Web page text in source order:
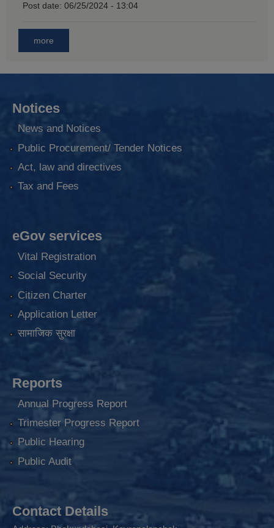
Post date: 06/25/2024 - 13:04
more
Notices
News and Notices
Public Procurement/ Tender Notices
Act, law and directives
Tax and Fees
eGov services
Vital Registration
Social Security
Citizen Charter
Application Letter
सामाजिक सुरक्षा
Reports
Annual Progress Report
Trimester Progress Report
Public Hearing
Public Audit
Contact Details